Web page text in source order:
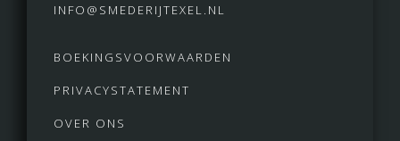
INFO@SMEDERIJTEXEL.NL
BOEKINGSVOORWAARDEN
PRIVACYSTATEMENT
OVER ONS